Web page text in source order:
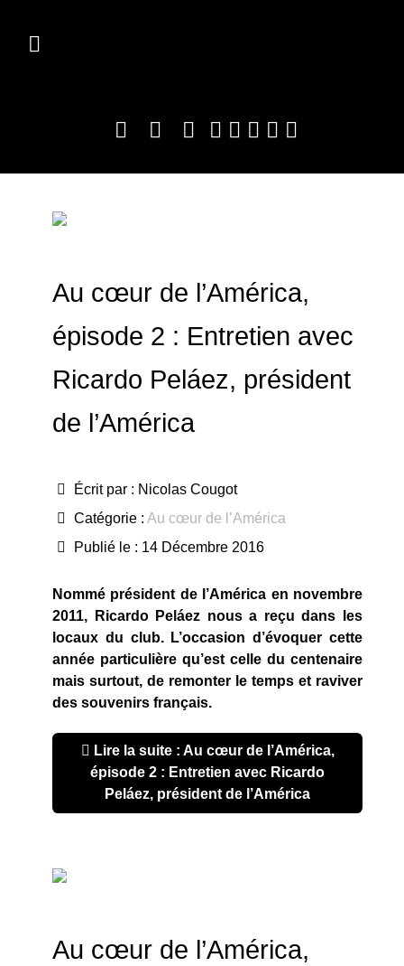
Au cœur de l’América,
épisode 2 : Entretien avec
Ricardo Peláez, président
de l’América
Écrit par : Nicolas Cougot
Catégorie : Au cœur de l’América
Publié le : 14 Décembre 2016
Nommé président de l’América en novembre
2011, Ricardo Peláez nous a reçu dans les
locaux du club. L’occasion d’évoquer cette
année particulière qu’est celle du centenaire
mais surtout, de remonter le temps et raviver
des souvenirs français.
Lire la suite : Au cœur de l’América,
épisode 2 : Entretien avec Ricardo
Peláez, président de l’América
Au cœur de l’América,